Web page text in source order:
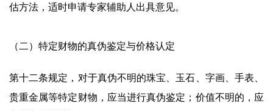
估方法，适时申请专家辅助人出具意见。
（二）特定财物的真伪鉴定与价格认定
第十二条规定，对于真伪不明的珠宝、玉石、字画、手表、
贵重金属等特定财物，应当进行真伪鉴定；价值不明的，应